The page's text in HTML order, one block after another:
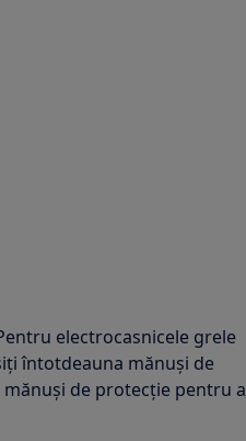
electrocasnicele grele
întotdeauna mănuși de
de protecție pentru a